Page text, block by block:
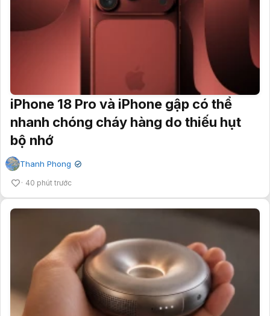
iPhone 18 Pro và iPhone gập có thể
nhanh chóng cháy hàng do thiếu hụt
bộ nhớ
Thanh Phong ✔
40 phút trước